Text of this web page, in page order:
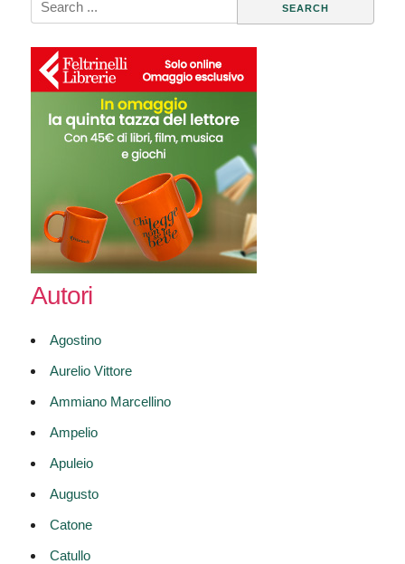
for:
Autori
Agostino
Aurelio Vittore
Ammiano Marcellino
Ampelio
Apuleio
Augusto
Catone
Catullo